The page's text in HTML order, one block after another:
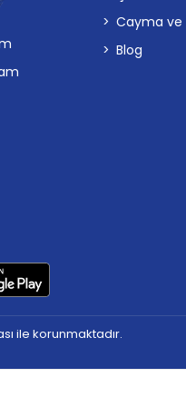
Çocuk
Cayma ve
Blog
ile korunmaktadır.